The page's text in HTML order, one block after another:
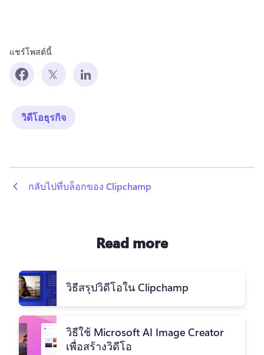
แชร์โพสต์นี้
วิดีโอธุรกิจ
กลับไปที่บล็อกของ Clipchamp
Read more
วิธีสรุปวิดีโอใน Clipchamp
วิธีใช้ Microsoft AI Image Creator
เพื่อสร้างวิดีโอ